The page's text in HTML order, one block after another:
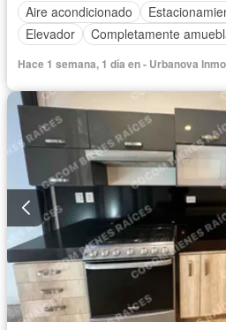
Aire acondicionado
Elevador
Completamente
Hace 1 semana, 1 día en - Urbanova